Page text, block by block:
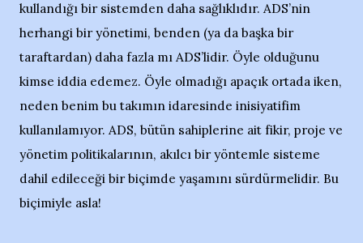
kullandığı bir sistemden daha sağlıklıdır. ADS’nin
herhangi bir yönetimi, benden (ya da başka bir
taraftardan) daha fazla mı ADS’lidir. Öyle olduğunu
kimse iddia edemez. Öyle olmadığı apaçık ortada iken,
neden benim bu takımın idaresinde inisiyatifim
kullanılamıyor. ADS, bütün sahiplerine ait fikir, proje ve
yönetim politikalarının, akılcı bir yöntemle sisteme
dahil edileceği bir biçimde yaşamını sürdürmelidir. Bu
biçimiyle asla!